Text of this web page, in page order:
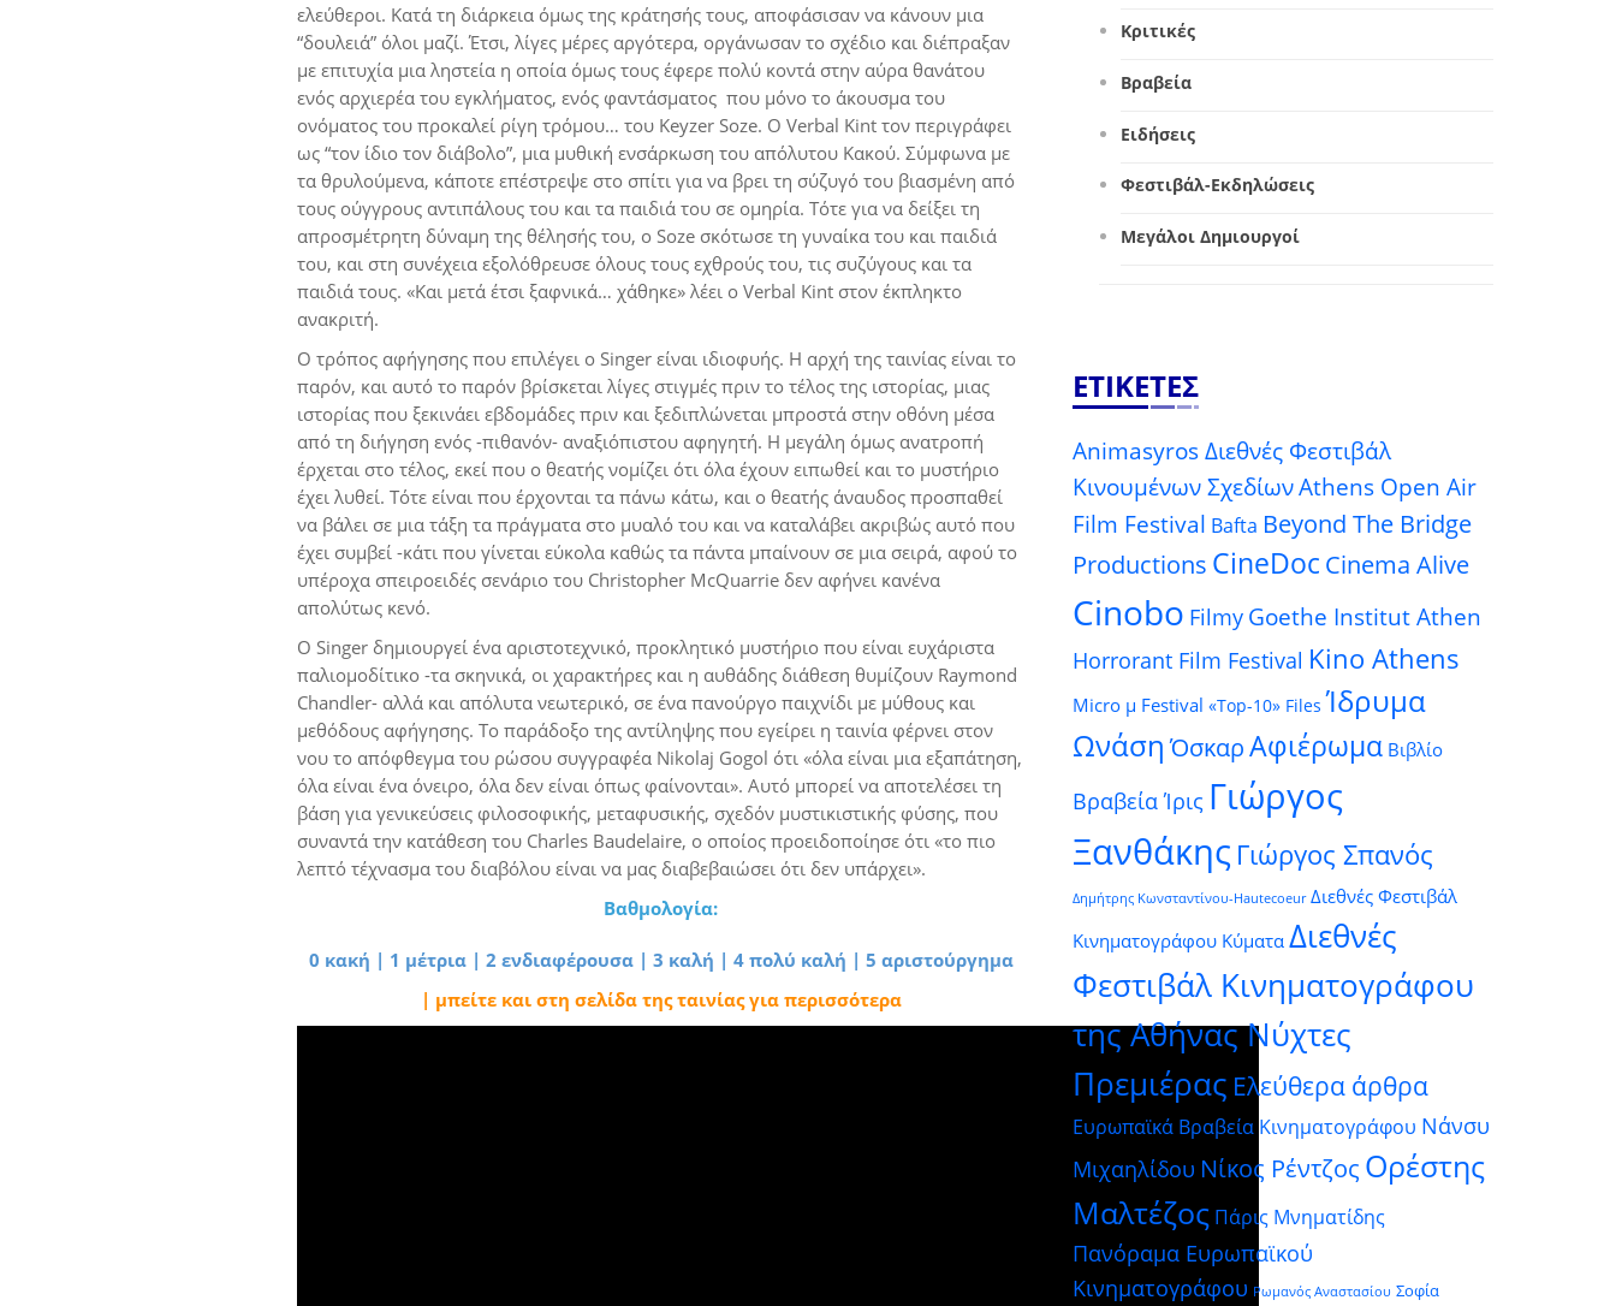
ελεύθεροι. Κατά τη διάρκεια όμως της κράτησής τους, αποφάσισαν να κάνουν μια
“δουλειά” όλοι μαζί. Έτσι, λίγες μέρες αργότερα, οργάνωσαν το σχέδιο και διέπραξαν
με επιτυχία μια ληστεία η οποία όμως τους έφερε πολύ κοντά στην αύρα θανάτου
ενός αρχιερέα του εγκλήματος, ενός φαντάσματος που μόνο το άκουσμα του
ονόματος του προκαλεί ρίγη τρόμου… του Keyzer Soze. Ο Verbal Kint τον περιγράφει
ως “τον ίδιο τον διάβολο”, μια μυθική ενσάρκωση του απόλυτου Κακού. Σύμφωνα με
τα θρυλούμενα, κάποτε επέστρεψε στο σπίτι για να βρει τη σύζυγό του βιασμένη από
τους ούγγρους αντιπάλους του και τα παιδιά του σε ομηρία. Τότε για να δείξει τη
απροσμέτρητη δύναμη της θέλησής του, ο Soze σκότωσε τη γυναίκα του και παιδιά
του, και στη συνέχεια εξολόθρευσε όλους τους εχθρούς του, τις συζύγους και τα
παιδιά τους. «Και μετά έτσι ξαφνικά… χάθηκε» λέει ο Verbal Kint στον έκπληκτο
ανακριτή.
Ο τρόπος αφήγησης που επιλέγει ο Singer είναι ιδιοφυής. Η αρχή της ταινίας είναι το
παρόν, και αυτό το παρόν βρίσκεται λίγες στιγμές πριν το τέλος της ιστορίας, μιας
ιστορίας που ξεκινάει εβδομάδες πριν και ξεδιπλώνεται μπροστά στην οθόνη μέσα
από τη διήγηση ενός -πιθανόν- αναξιόπιστου αφηγητή. Η μεγάλη όμως ανατροπή
έρχεται στο τέλος, εκεί που ο θεατής νομίζει ότι όλα έχουν ειπωθεί και το μυστήριο
έχει λυθεί. Τότε είναι που έρχονται τα πάνω κάτω, και ο θεατής άναυδος προσπαθεί
να βάλει σε μια τάξη τα πράγματα στο μυαλό του και να καταλάβει ακριβώς αυτό που
έχει συμβεί -κάτι που γίνεται εύκολα καθώς τα πάντα μπαίνουν σε μια σειρά, αφού το
υπέροχα σπειροειδές σενάριο του Christopher McQuarrie δεν αφήνει κανένα
απολύτως κενό.
Ο Singer δημιουργεί ένα αριστοτεχνικό, προκλητικό μυστήριο που είναι ευχάριστα
παλιομοδίτικο -τα σκηνικά, οι χαρακτήρες και η αυθάδης διάθεση θυμίζουν Raymond
Chandler- αλλά και απόλυτα νεωτερικό, σε ένα πανούργο παιχνίδι με μύθους και
μεθόδους αφήγησης. Το παράδοξο της αντίληψης που εγείρει η ταινία φέρνει στον
νου το απόφθεγμα του ρώσου συγγραφέα Nikolaj Gogol ότι «όλα είναι μια εξαπάτηση,
όλα είναι ένα όνειρο, όλα δεν είναι όπως φαίνονται». Αυτό μπορεί να αποτελέσει τη
βάση για γενικεύσεις φιλοσοφικής, μεταφυσικής, σχεδόν μυστικιστικής φύσης, που
συναντά την κατάθεση του Charles Baudelaire, ο οποίος προειδοποίησε ότι «το πιο
λεπτό τέχνασμα του διαβόλου είναι να μας διαβεβαιώσει ότι δεν υπάρχει».
Βαθμολογία:
0 κακή | 1 μέτρια | 2 ενδιαφέρουσα | 3 καλή | 4 πολύ καλή | 5 αριστούργημα
| μπείτε και στη σελίδα της ταινίας για περισσότερα
Κριτικές
Βραβεία
Ειδήσεις
Φεστιβάλ-Εκδηλώσεις
Μεγάλοι Δημιουργοί
ΕΤΙΚΈΤΕΣ
Animasyros Διεθνές Φεστιβάλ
Κινουμένων ΣχεδίωνAthens Open Air
Film Festival Bafta Beyond The Bridge
Productions CineDoc Cinema Alive
Cinobo Filmy Goethe Institut Athen
Horrorant Film Festival Kino Athens
Micro μ Festival «Top-10» Files Ίδρυμα
Ωνάση ΌσκαρΑφιέρωμα Βιβλίο
Βραβεία Ίρις Γιώργος
Ξανθάκης Γιώργος Σπανός
Δημήτρης Κωνσταντίνου-Hautecoeur Διεθνές Φεστιβάλ
Κινηματογράφου ΚύματαΔιεθνές
Φεστιβάλ Κινηματογράφου
της Αθήνας Νύχτες
Πρεμιέρας Ελεύθερα άρθρα
Ευρωπαϊκά Βραβεία Κινηματογράφου Νάνσυ
Μιχαηλίδου Νίκος Ρέντζος Ορέστης
Μαλτέζος Πάρις Μνηματίδης
Πανόραμα Ευρωπαϊκού
Κινηματογράφου Ρωμανός Αναστασίου Σοφία